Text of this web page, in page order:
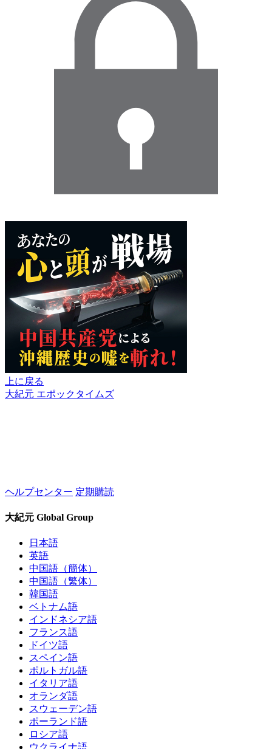
上に戻る
大紀元 エポックタイムズ
ヘルプセンター 定期購読
大紀元 Global Group
日本語
英語
中国語（簡体）
中国語（繁体）
韓国語
ベトナム語
インドネシア語
フランス語
ドイツ語
スペイン語
ポルトガル語
イタリア語
オランダ語
スウェーデン語
ポーランド語
ロシア語